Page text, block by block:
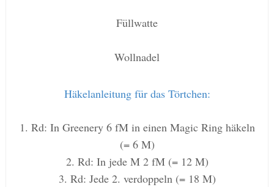
Füllwatte
Wollnadel
Häkelanleitung für das Törtchen:
1. Rd: In Greenery 6 fM in einen Magic Ring häkeln
(= 6 M)
2. Rd: In jede M 2 fM (= 12 M)
3. Rd: Jede 2. verdoppeln (= 18 M)